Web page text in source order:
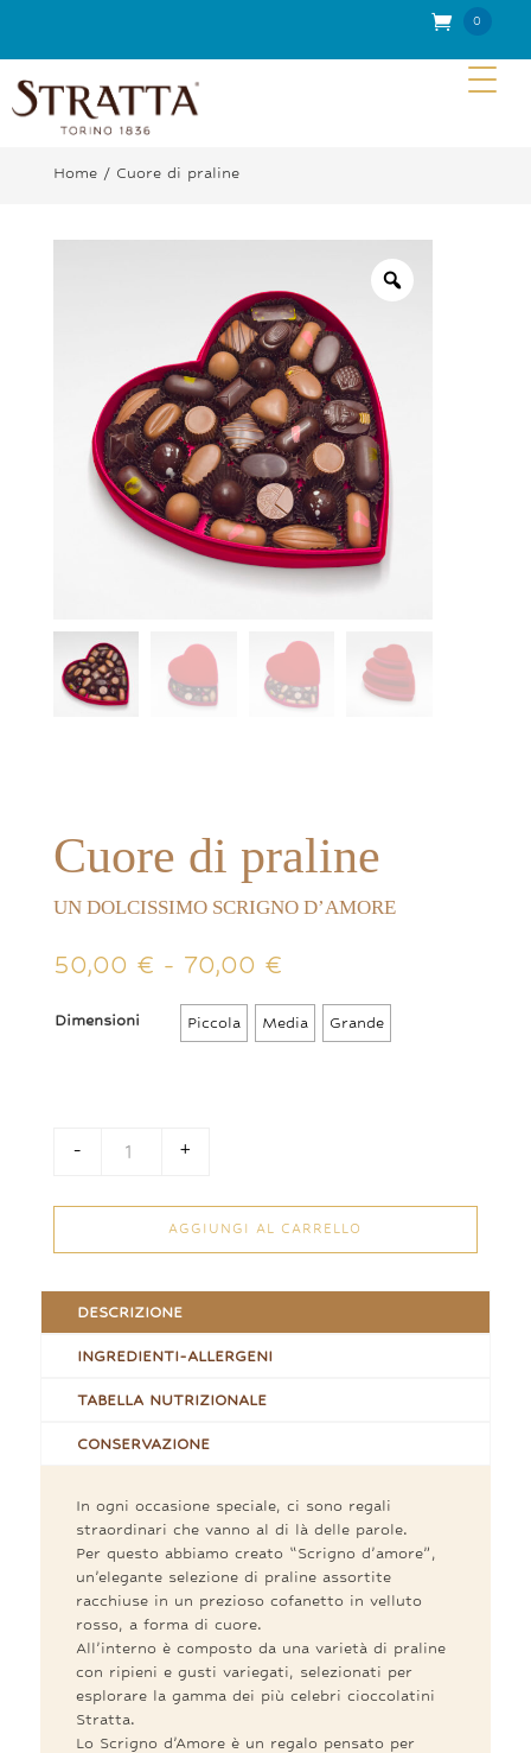
0
enti
Home/ Cuore di praline
Cuore di praline
UN DOLCISSIMO SCRIGNO D’AMORE
50,00 € - 70,00 €Fascia
prezzo:
da
Dimensioni Piccola Media Grande
Cuore di praline quantità
- +
AGGIUNGI AL CARRELLO
DESCRIZIONE
INGREDIENTI-ALLERGENI
TABELLA NUTRIZIONALE
CONSERVAZIONE
In ogni occasione speciale, ci sono regali
straordinari che vanno al di là delle parole.
Per questo abbiamo creato “Scrigno d’amore”,
un’elegante selezione di praline assortite
racchiuse in un prezioso cofanetto in velluto
rosso, a forma di cuore.
All’interno è composto da una varietà di praline
con ripieni e gusti variegati, selezionati per
esplorare la gamma dei più celebri cioccolatini
Stratta.
Lo Scrigno d’Amore è un regalo pensato per